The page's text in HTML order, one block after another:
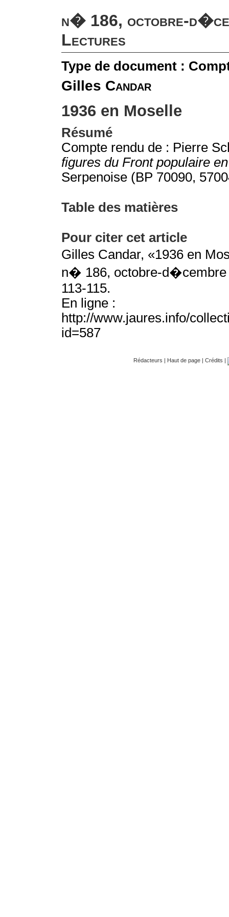
n� 186, octobre-
Lectures
Type de document :
Gilles Candar
1936 en Moselle
Résumé
Compte rendu de : Pierre
figures du Front populaire
Serpenoise (BP 70090,
Table des matières
Pour citer cet article
Gilles Candar, «1936 en
n� 186, octobre-d�cembre
113-115.
En ligne :
http://www.jaures.info/
id=587
Rédacteurs | Haut de page | Crédits |